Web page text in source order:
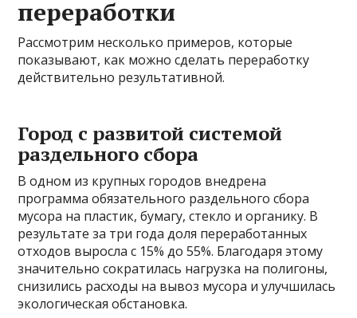
переработки
Рассмотрим несколько примеров, которые
показывают, как можно сделать переработку
действительно результативной.
Город с развитой системой
раздельного сбора
В одном из крупных городов внедрена
программа обязательного раздельного сбора
мусора на пластик, бумагу, стекло и органику. В
результате за три года доля переработанных
отходов выросла с 15% до 55%. Благодаря этому
значительно сократилась нагрузка на полигоны,
снизились расходы на вывоз мусора и улучшилась
экологическая обстановка.